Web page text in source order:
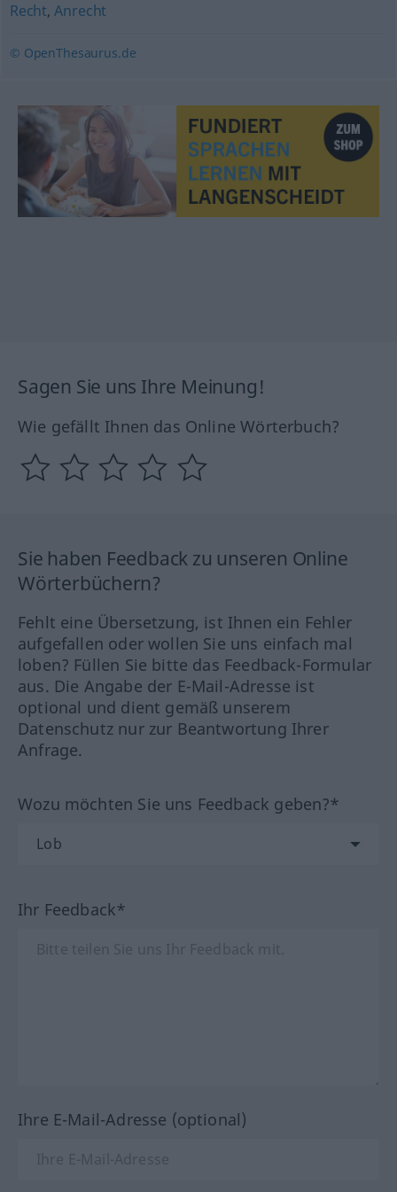
Recht,Anrecht
© OpenThesaurus.de
Sagen Sie uns Ihre Meinung!
Wie gefällt Ihnen das Online Wörterbuch?
Sie haben Feedback zu unseren Online
Wörterbüchern?
Fehlt eine Übersetzung, ist Ihnen ein Fehler
aufgefallen oder wollen Sie uns einfach mal
loben? Füllen Sie bitte das Feedback-Formular
aus. Die Angabe der E-Mail-Adresse ist
optional und dient gemäß unserem
Datenschutz nur zur Beantwortung Ihrer
Anfrage.
Wozu möchten Sie uns Feedback geben?*
Ihr Feedback*
Ihre E-Mail-Adresse (optional)